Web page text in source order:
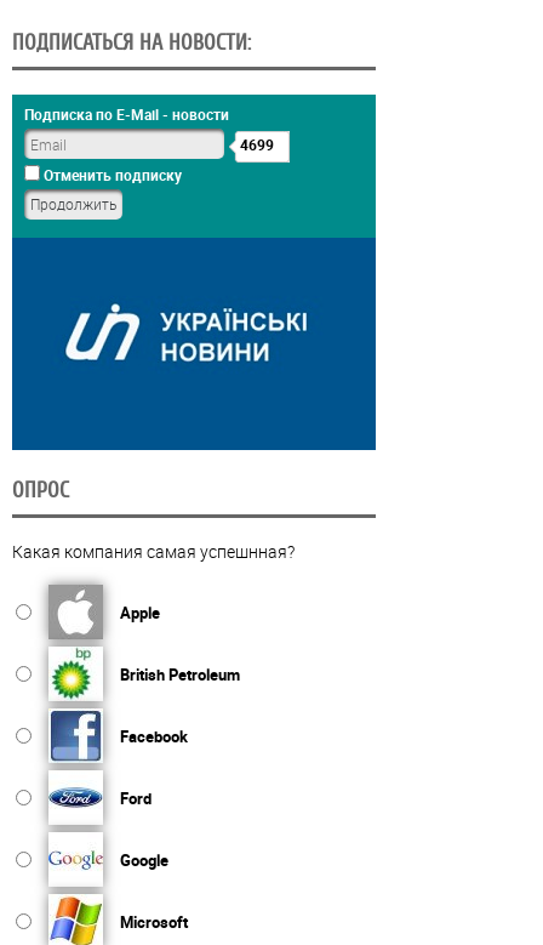
ПОДПИСАТЬСЯ НА НОВОСТИ:
Подписка по E-Mail - новости
4699
Отменить подписку
ОПРОС
Какая компания самая успешнная?
Apple
British Petroleum
Facebook
Ford
Google
Microsoft